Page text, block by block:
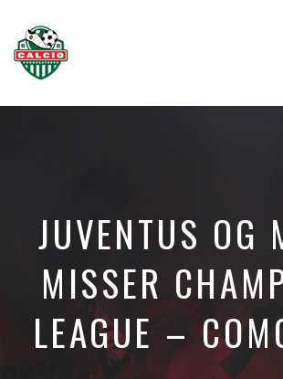
JUVENTUS OG
MISSER
LEAGUE –